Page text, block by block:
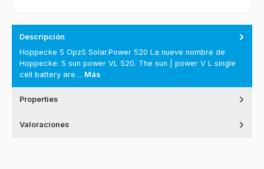
Descripción
Hoppecke 5 OpzS Solar.Power 520 La nueve nombre de
Hoppecke: 5 sun power VL 520. The sun | power V L single
cell battery are… Más
Properties
Valoraciones